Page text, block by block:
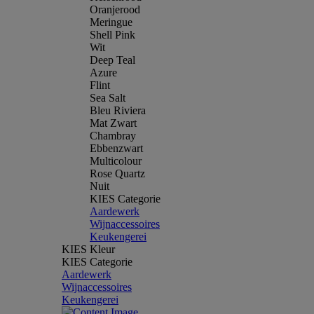
Oranjerood
Meringue
Shell Pink
Wit
Deep Teal
Azure
Flint
Sea Salt
Bleu Riviera
Mat Zwart
Chambray
Ebbenzwart
Multicolour
Rose Quartz
Nuit
KIES Categorie
Aardewerk
Wijnaccessoires
Keukengerei
KIES Kleur
KIES Categorie
Aardewerk
Wijnaccessoires
Keukengerei